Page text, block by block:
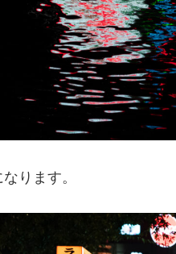
ります。